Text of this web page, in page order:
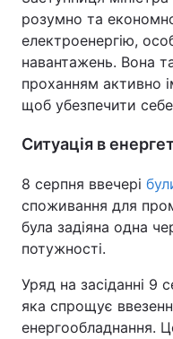
Тема оформлення
розумно та
електроенергію,
навантажень. Вона
проханням активно
щоб убезпечити
Ситуація в
8 серпня ввечері
споживання для
була задіяна одна
потужності.
Уряд на засіданні 9
яка спрощує
енергообладнання.